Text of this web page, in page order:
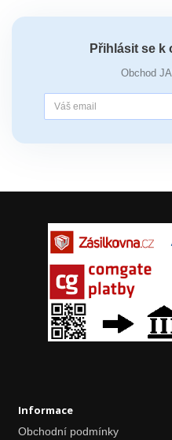
Přihlásit se k
Obchod
Informace
Obchodní podmínky